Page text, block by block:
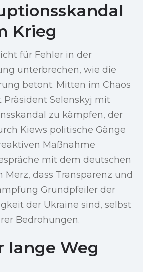
Krieg
für Fehler in der
unterbrechen, wie die
betont. Mitten im Chaos
Präsident Selenskyj mit
zu kämpfen, der
Kiews politische Gänge
Maßnahme
mit dem deutschen
Merz, dass Transparenz und
Grundpfeiler der
der Ukraine sind, selbst
Bedrohungen.
lange Weg